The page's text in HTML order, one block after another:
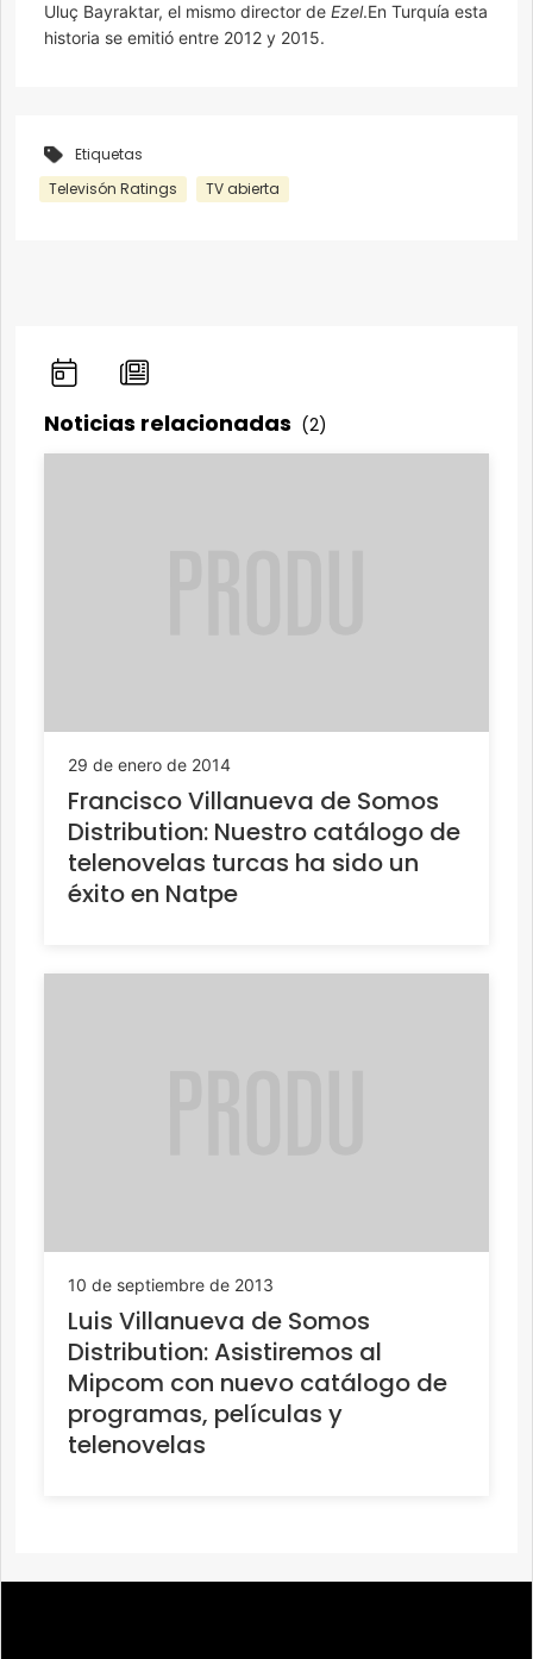
Uluç Bayraktar, el mismo director de Ezel.En Turquía esta
historia se emitió entre 2012 y 2015.
Etiquetas
Televisón Ratings
TV abierta
Noticias relacionadas (2)
29 de enero de 2014
Francisco Villanueva de Somos
Distribution: Nuestro catálogo de
telenovelas turcas ha sido un
éxito en Natpe
10 de septiembre de 2013
Luis Villanueva de Somos
Distribution: Asistiremos al
Mipcom con nuevo catálogo de
programas, películas y
telenovelas